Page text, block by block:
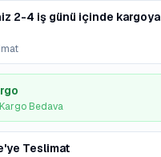
2-4 iş günü içinde kargoya
Bedava
Teslimat